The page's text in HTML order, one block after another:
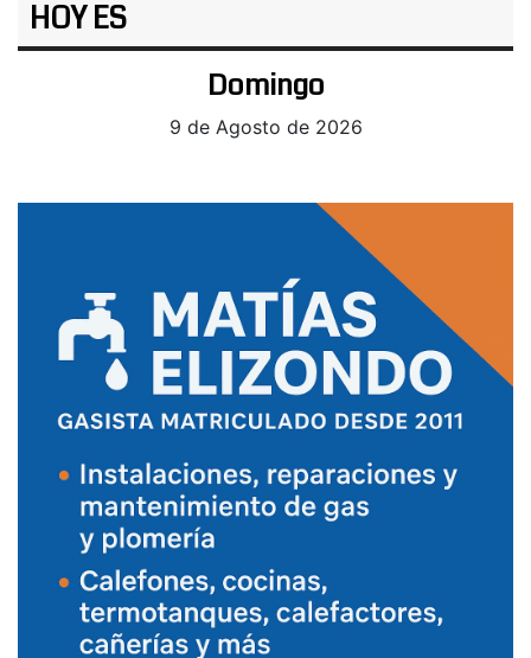
HOY ES
Domingo
9 de Agosto de 2026